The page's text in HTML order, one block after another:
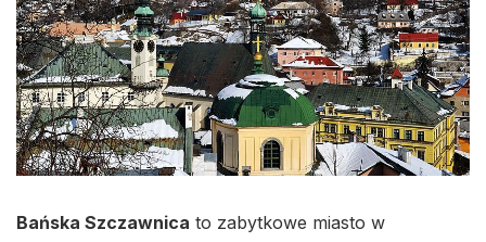
Bańska Szczawnica to zabytkowe miasto w